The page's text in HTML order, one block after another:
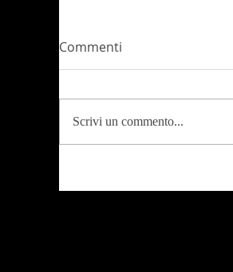
Commenti
Scrivi un commento...